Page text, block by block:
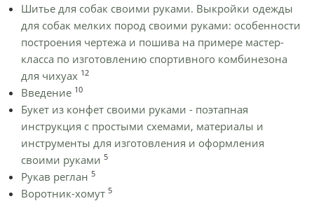
Шитье для собак своими руками. Выкройки одежды
для собак мелких пород своими руками: особенности
построения чертежа и пошива на примере мастер-
класса по изготовлению спортивного комбинезона
для чихуах 12
Введение 10
Букет из конфет своими руками - поэтапная
инструкция с простыми схемами, материалы и
инструменты для изготовления и оформления
своими руками 5
Рукав реглан 5
Воротник-хомут 5